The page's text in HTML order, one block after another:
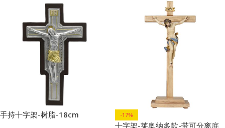
手持十字架-树脂-18cm -17%
十字架-莱奥纳多款-带可分离底